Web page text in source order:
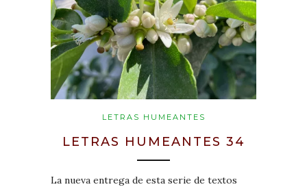
LETRAS HUMEANTES
LETRAS HUMEANTES 34
La nueva entrega de esta serie de textos